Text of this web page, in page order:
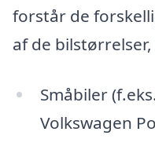
forstår de
af de
Småbiler
Volkswagen